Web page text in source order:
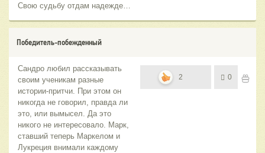
Свою судьбу отдам надежде…
Победитель-побежденный
Сандро любил рассказывать
своим ученикам разные
истории-притчи. При этом он
никогда не говорил, правда ли
это, или вымысел. Да это
никого не интересовало. Марк,
ставший теперь Маркелом и
Лукреция внимали каждому
2 0